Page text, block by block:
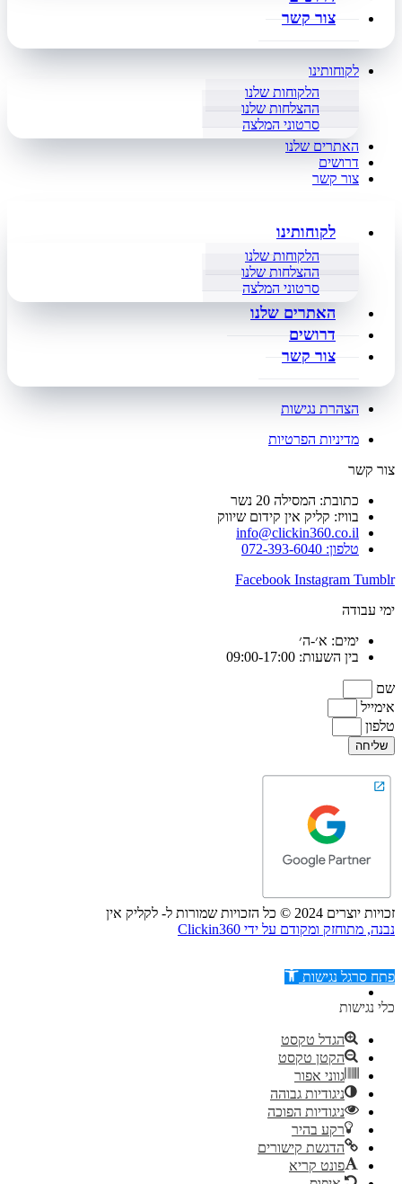
צור קשר
לקוחותינו
הלקוחות שלנו
ההצלחות שלנו
סרטוני המלצה
האתרים שלנו
דרושים
צור קשר
לקוחותינו
הלקוחות שלנו
ההצלחות שלנו
סרטוני המלצה
האתרים שלנו
דרושים
צור קשר
הצהרת נגישות
מדיניות הפרטיות
צור קשר
כתובת: המסילה 20 נשר
בוויז: קליק אין קידום שיווק
info@clickin360.co.il
טלפון: 072-393-6040
Facebook Instagram Tumblr
ימי עבודה
ימים: א׳-ה׳
בין השעות: 09:00-17:00
שם
אימייל
טלפון
שליחה
זכויות יוצרים 2024 © כל הזכויות שמורות ל- לקליק אין
נבנה, מתוחזק ומקודם על ידי Clickin360
דילוג לתוכן
פתח סרגל נגישות
כלי נגישות
הגדל טקסט
הקטן טקסט
גווני אפור
ניגודיות גבוהה
ניגודיות הפוכה
רקע בהיר
הדגשת קישורים
פונט קריא